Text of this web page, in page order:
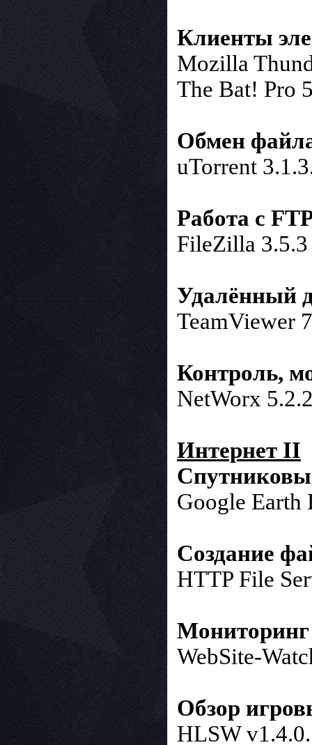
Клиенты
Mozilla
The Bat! Pro
Обмен
uTorrent
Работа с
FileZilla 3.5.3
Удалённый
TeamViewer
Контроль,
NetWorx
Интернет II
Google Earth
Создание
HTTP File
Мониторинг
WebSite-
Обзор
HLSW